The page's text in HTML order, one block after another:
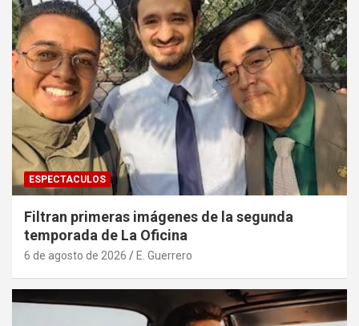
ESPECTACULOS
Filtran primeras imágenes de la segunda
temporada de La Oficina
6 de agosto de 2026 E. Guerrero